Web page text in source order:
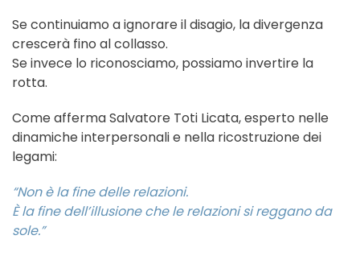
Se continuiamo a ignorare il disagio, la divergenza
crescerà fino al collasso.
Se invece lo riconosciamo, possiamo invertire la
rotta.
Come afferma Salvatore Toti Licata, esperto nelle
dinamiche interpersonali e nella ricostruzione dei
legami:
“Non è la fine delle relazioni.
È la fine dell’illusione che le relazioni si reggano da
sole.”